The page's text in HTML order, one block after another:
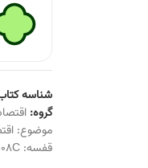
شناسه
گروه:
موضوع:
قفسه: